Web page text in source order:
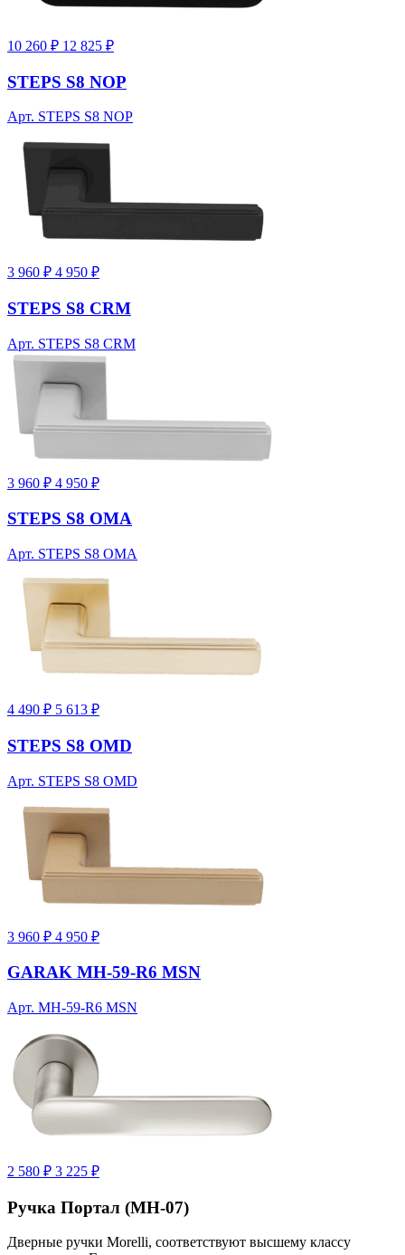
10 260 ₽ 12 825 ₽
STEPS S8 NOP
Арт. STEPS S8 NOP
3 960 ₽ 4 950 ₽
STEPS S8 CRM
Арт. STEPS S8 CRM
3 960 ₽ 4 950 ₽
STEPS S8 OMA
Арт. STEPS S8 OMA
4 490 ₽ 5 613 ₽
STEPS S8 OMD
Арт. STEPS S8 OMD
3 960 ₽ 4 950 ₽
GARAK MH-59-R6 MSN
Арт. MH-59-R6 MSN
2 580 ₽ 3 225 ₽
Ручка Портал (MH-07)
Дверные ручки Morelli, соответствуют высшему классу